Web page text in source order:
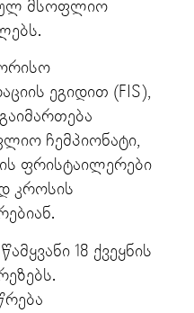
მსოფლიო
ეგიდით (FIS),
ჩემპიონატი,
ფრისტაილერები
კროსის
18 ქვეყნის